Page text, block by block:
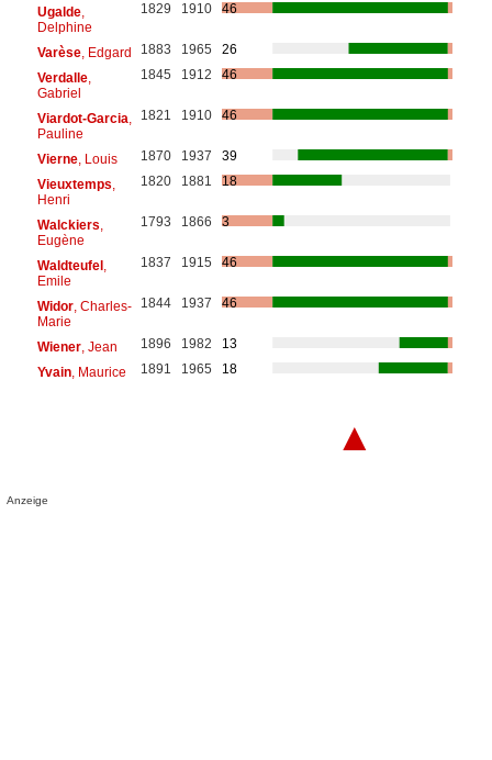
Ugalde,
Delphine
1829 1910 46
Varèse, Edgard 1883 1965
26
Verdalle,
Gabriel
1845 1912 46
Viardot-Garcia,
Pauline
1821 1910 46
Vierne, Louis 1870 1937
39
Vieuxtemps,
Henri
1820 1881 18
Walckiers,
Eugène
1793 1866 3
Waldteufel ,
Emile
1837 1915 46
Widor, Charles-
Marie
1844 1937 46
Wiener, Jean 1896 1982
13
Yvain, Maurice 1891 1965 18
▲
Anzeige